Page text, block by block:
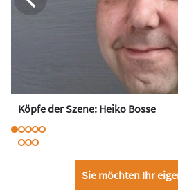
Köpfe der Szene: Heiko Bosse
Sie möchten Ihr